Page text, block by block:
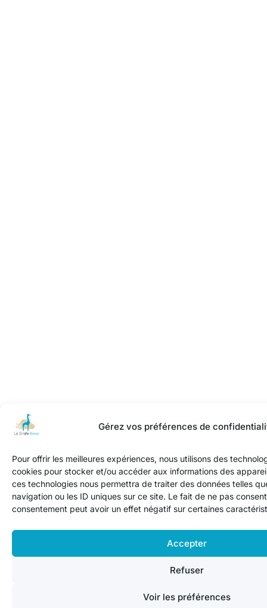
Gérez vos préférences de
Pour offrir les meilleures expériences, nous utilisons des
cookies pour stocker et/ou accéder aux informations des
ces technologies nous permettra de traiter des données telles
navigation ou les ID uniques sur ce site. Le fait de ne pas
consentement peut avoir un effet négatif sur certaines
Accepter
Refuser
Voir les préférences